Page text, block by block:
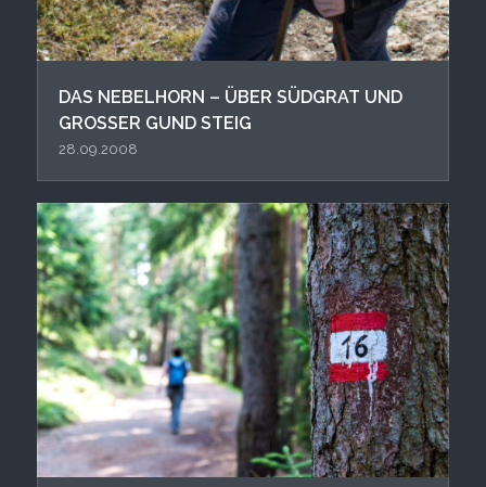
DAS NEBELHORN – ÜBER SÜDGRAT UND
GROSSER GUND STEIG
28.09.2008